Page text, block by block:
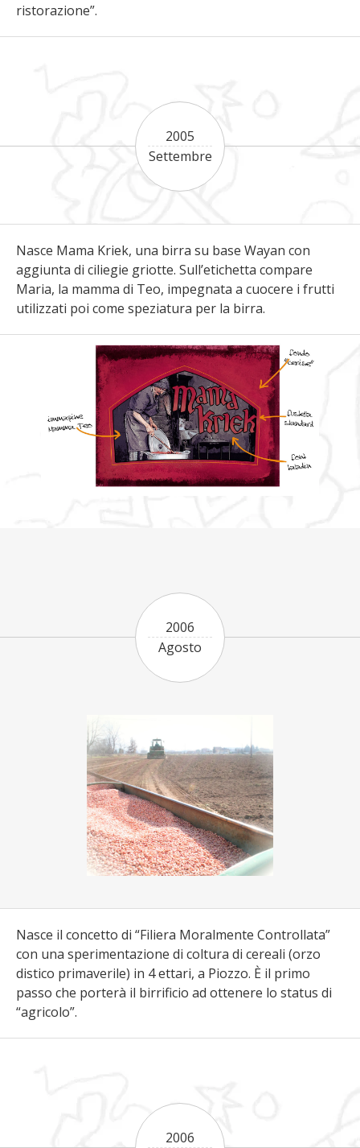
ristorazione”.
2005
Settembre
Nasce Mama Kriek, una birra su base Wayan con
aggiunta di ciliegie griotte. Sull’etichetta compare
Maria, la mamma di Teo, impegnata a cuocere i frutti
utilizzati poi come speziatura per la birra.
Nasce il concetto di “Filiera Moralmente Controllata”
con una sperimentazione di coltura di cereali (orzo
distico primaverile) in 4 ettari, a Piozzo. È il primo
passo che porterà il birrificio ad ottenere lo status di
“agricolo”.
2006
Agosto
2006